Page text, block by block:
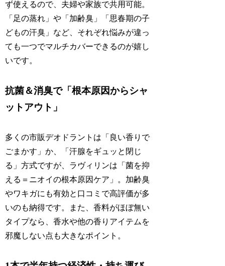
ず使えるので、夫婦や家族で共用可能。
「足の蒸れ」や「加齢臭」「思春期の子
どもの汗臭」など、それぞれ悩みが違っ
ても一つでマルチカバーできるのが嬉し
いです。
抗菌＆消臭で「根本原因からシャ
ットアウト」
多くの市販デオドラントは「良い香りで
ごまかす」か、「汗腺をギュッと閉じ
る」方式ですが、ラヴィリンは「菌を抑
える＝ニオイの根本原因ケア」。加齢臭
やワキガにも有効と口コミで高評価が多
いのも納得です。また、香料がほぼ無い
タイプなら、香水や他の香りアイテムを
邪魔しない点も大きなポイント。